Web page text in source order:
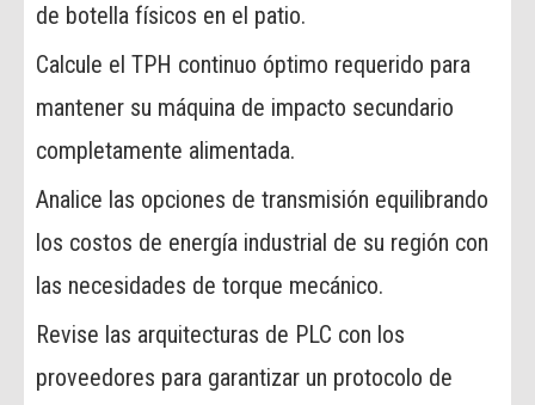
de botella físicos en el patio.
Calcule el TPH continuo óptimo requerido para
mantener su máquina de impacto secundario
completamente alimentada.
Analice las opciones de transmisión equilibrando
los costos de energía industrial de su región con
las necesidades de torque mecánico.
Revise las arquitecturas de PLC con los
proveedores para garantizar un protocolo de